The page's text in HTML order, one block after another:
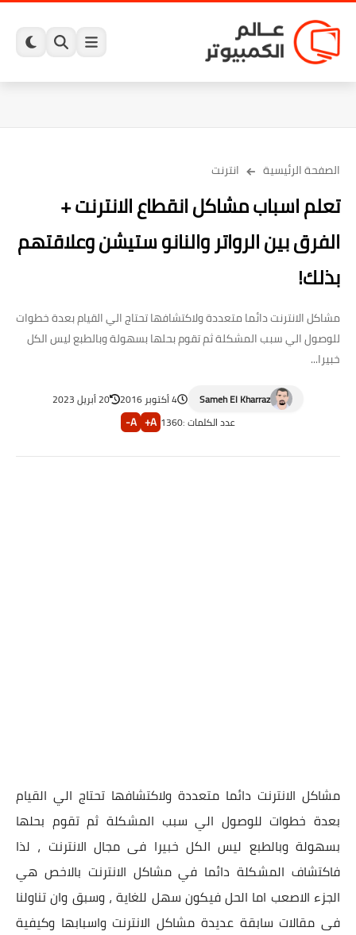
الصفحة الرئيسية انترنت
تعلم اسباب مشاكل انقطاع الانترنت +
الفرق بين الرواتر والنانو ستيشن وعلاقتهم
بذلك!
مشاكل الانترنت دائما متعددة ولاكتشافها تحتاج الي القيام بعدة خطوات
للوصول الي سبب المشكلة ثم تقوم بحلها بسهولة وبالطبع ليس الكل
خبيرا...
Sameh El Kharraz 4 أكتوبر 2016
20 أبريل 2023
عدد الكلمات :1360
A+
A-
مشاكل الانترنت دائما متعددة ولاكتشافها تحتاج الي القيام
بعدة خطوات للوصول الي سبب المشكلة ثم تقوم بحلها
بسهولة وبالطبع ليس الكل خبيرا فى مجال الانترنت ، لذا
فاكتشاف المشكلة دائما في مشاكل الانترنت بالاخص هي
الجزء الاصعب اما الحل فيكون سهل للغاية ، وسبق وان تناولنا
فى مقالات سابقة عديدة مشاكل الانترنت واسبابها وكيفية